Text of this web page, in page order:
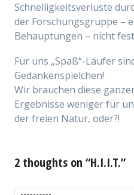
Schnelligkeitsverluste
der Forschungsgruppe –
Behauptungen – nicht
Für uns „Spaß“-Läufer
Gedankenspielchen!
Wir brauchen diese
Ergebnisse weniger für
der freien Natur, oder?!
2 thoughts on “H.I.I.T.”